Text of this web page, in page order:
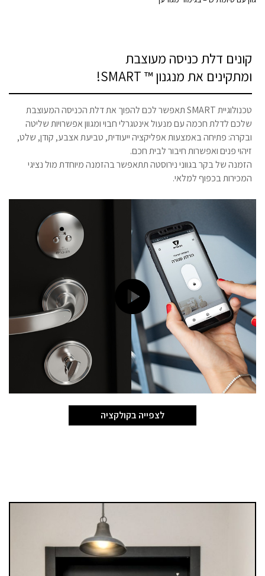
קונים דלת כניסה מעוצבת
ומתקינים את מנגנון ™ SMART!
טכנולוגיית SMART תאפשר לכם להפוך את דלת הכניסה המעוצבת
שלכם לדלת חכמה עם מנעול אינטגרלי חבוי ומגוון אפשרויות שליטה
ובקרה: פתיחה באמצעות אפליקציה ייעודית, טביעת אצבע, קודן, שלט,
זיהוי פנים ואפשרות חיבור לבית חכם.
הזמנה של בקר בגווני נירוסטה תתאפשר בהזמנה מיוחדת מול נציגי
המכירות בכפוף למלאי.
לצפייה בקולקציה